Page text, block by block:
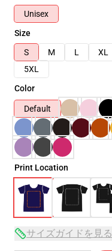
Unisex
Size
S
M L XL
5XL
Color
Default
Print Location
サイズガイドを見る